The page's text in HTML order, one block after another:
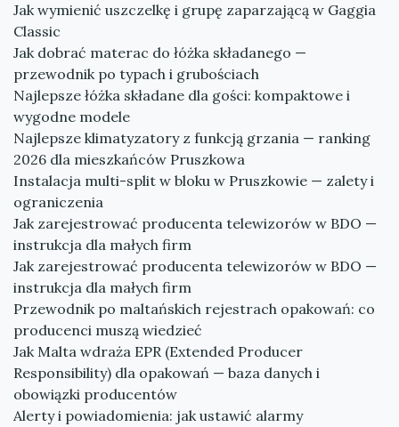
Jak wymienić uszczelkę i grupę zaparzającą w Gaggia
Classic
Jak dobrać materac do łóżka składanego —
przewodnik po typach i grubościach
Najlepsze łóżka składane dla gości: kompaktowe i
wygodne modele
Najlepsze klimatyzatory z funkcją grzania — ranking
2026 dla mieszkańców Pruszkowa
Instalacja multi-split w bloku w Pruszkowie — zalety i
ograniczenia
Jak zarejestrować producenta telewizorów w BDO —
instrukcja dla małych firm
Jak zarejestrować producenta telewizorów w BDO —
instrukcja dla małych firm
Przewodnik po maltańskich rejestrach opakowań: co
producenci muszą wiedzieć
Jak Malta wdraża EPR (Extended Producer
Responsibility) dla opakowań — baza danych i
obowiązki producentów
Alerty i powiadomienia: jak ustawić alarmy